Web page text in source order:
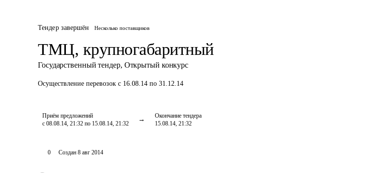
Тендер завершён Несколько поставщиков
ТМЦ, крупногабаритный
Государственный тендер, Открытый конкурс
Осуществление перевозок с 16.08.14 по 31.12.14
Приём предложений
с 08.08.14, 21:32 по 15.08.14, 21:32
Окончание тендера
15.08.14, 21:32
0 Создан 8 авг 2014